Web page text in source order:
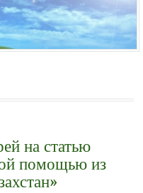
на статью
помощью из